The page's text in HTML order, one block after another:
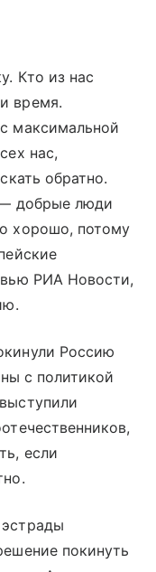
Кто из нас
время.
максимальной
нас,
обратно.
добрые люди
хорошо, потому
РИА Новости,
Россию
с политикой
если
покинуть